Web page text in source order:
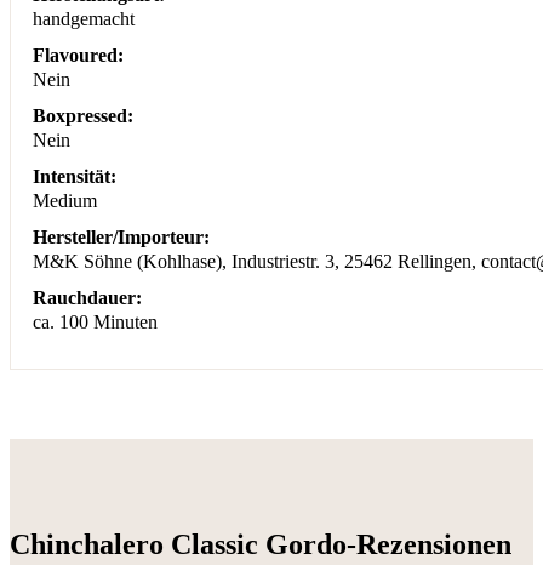
handgemacht
Flavoured:
Nein
Boxpressed:
Nein
Intensität:
Medium
Hersteller/Importeur:
M&K Söhne (Kohlhase), Industriestr. 3, 25462 Rellingen,
Rauchdauer:
ca. 100 Minuten
Chinchalero Classic Gordo-Rezensionen